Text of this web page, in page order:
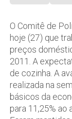
O Comitê de
hoje (27) que
preços
2011. A
de cozinha. A
realizada na
básicos da
para 11,25% ao